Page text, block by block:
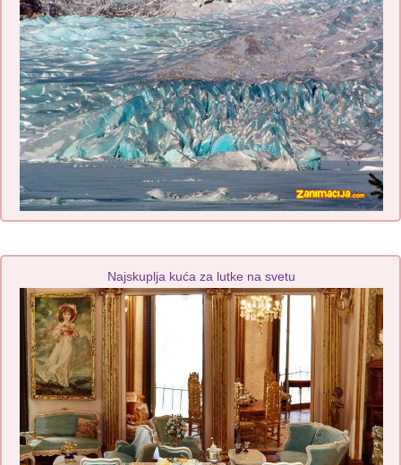
Najskuplja kuća za lutke na svetu